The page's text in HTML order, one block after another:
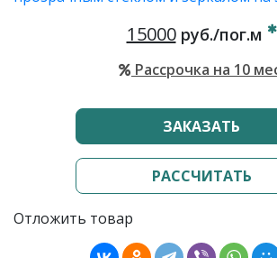
15000руб./пог.м
Рассрочка на 10
ЗАКАЗАТЬ
РАССЧИТАТЬ
Отложить товар